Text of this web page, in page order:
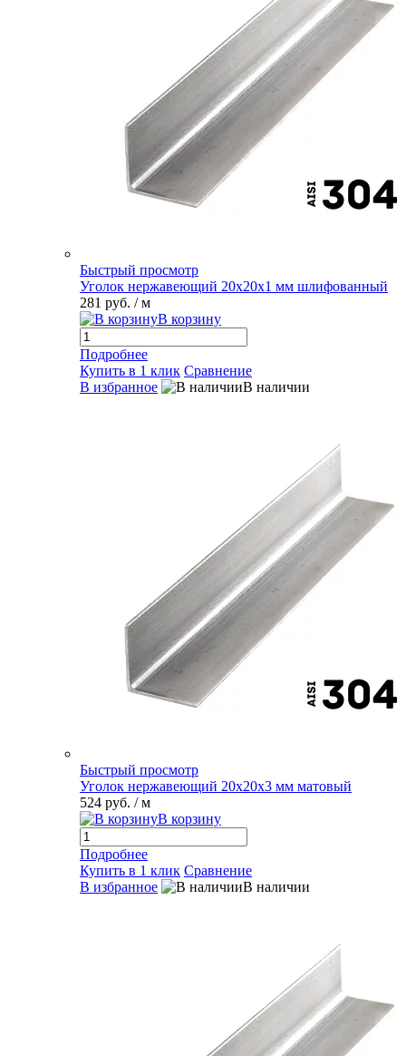
Быстрый просмотр
Уголок нержавеющий 20х20х1 мм шлифованный
281 руб. / м
В корзину
Подробнее
Купить в 1 клик Сравнение
В избранное
В наличии
Быстрый просмотр
Уголок нержавеющий 20х20х3 мм матовый
524 руб. / м
В корзину
Подробнее
Купить в 1 клик Сравнение
В избранное
В наличии